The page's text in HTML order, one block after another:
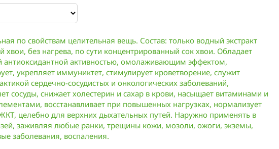
по свойствам целительная вещь. Состав: только водный экстракт
хвои, без нагрева, по сути концентрированный сок хвои. Обладает
активностью, омолаживающим эффектом,
укрепляет иммуниктет, стимулирует кроветворение, служит
сердечно-сосудистых и онкологических заболеваний,
сосуды, снижает холестерин и сахар в крови, насыщает витаминами и
восстанавливает при повышенных нагрузках, нормализует
целебно для верхних дыхательных путей. Наружно применять в
заживляя любые ранки, трещины кожи, мозоли, ожоги, экземы,
заболевания, воспаления.